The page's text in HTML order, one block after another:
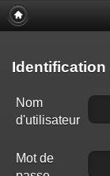
Identification
Nom
d'utilisateur
Mot de